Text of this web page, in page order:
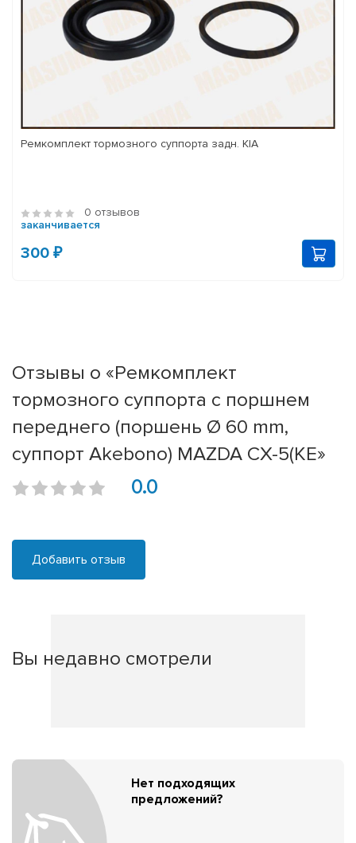
Ремкомплект тормозного суппорта задн. KIA
0 отзывов
заканчивается
300 ₽
Отзывы о «Ремкомплект
тормозного суппорта с поршнем
переднего (поршень Ø 60 mm,
суппорт Akebono) MAZDA CX-5(KE»
0.0
Добавить отзыв
Вы недавно смотрели
Нет подходящих
предложений?